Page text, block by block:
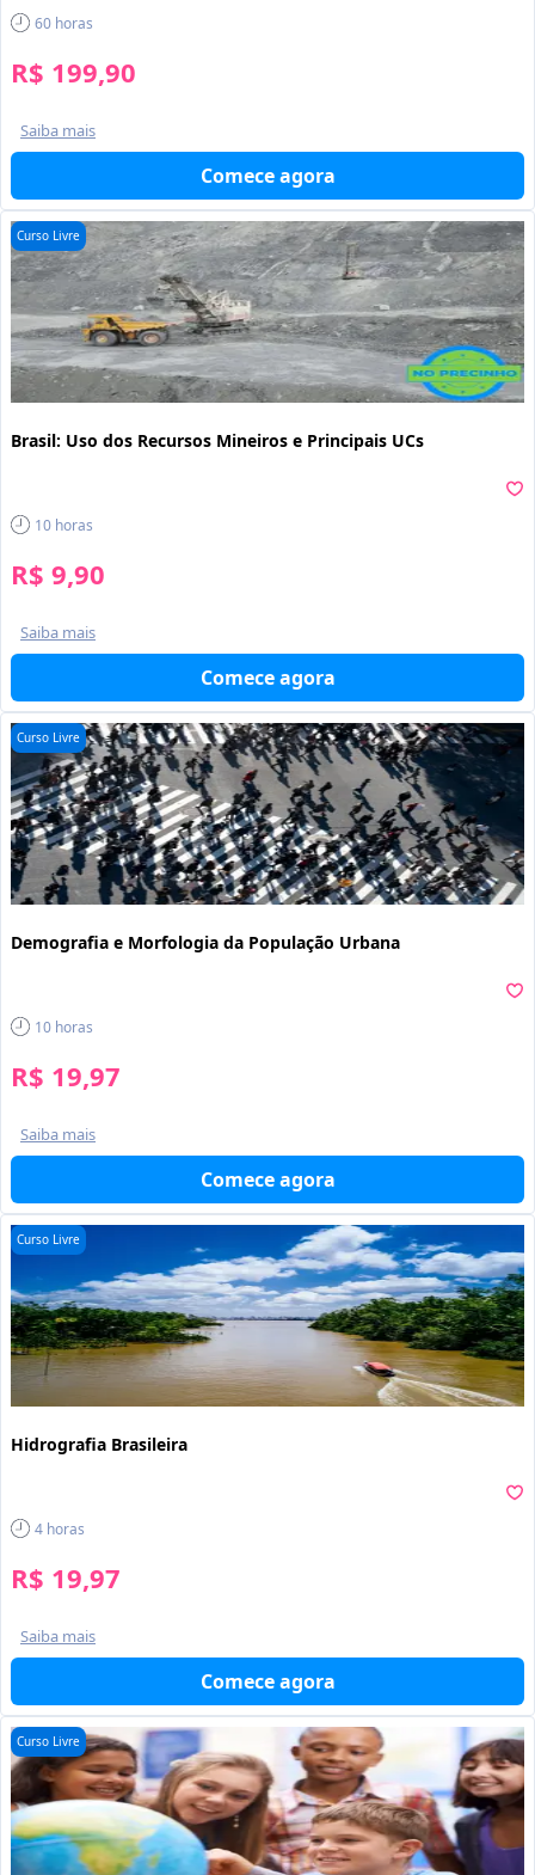
60 horas
R$ 199,90
Saiba mais
Comece agora
Curso Livre
Brasil: Uso dos Recursos Mineiros e Principais UCs
10 horas
R$ 9,90
Saiba mais
Comece agora
Curso Livre
Demografia e Morfologia da População Urbana
10 horas
R$ 19,97
Saiba mais
Comece agora
Curso Livre
Hidrografia Brasileira
4 horas
R$ 19,97
Saiba mais
Comece agora
Curso Livre